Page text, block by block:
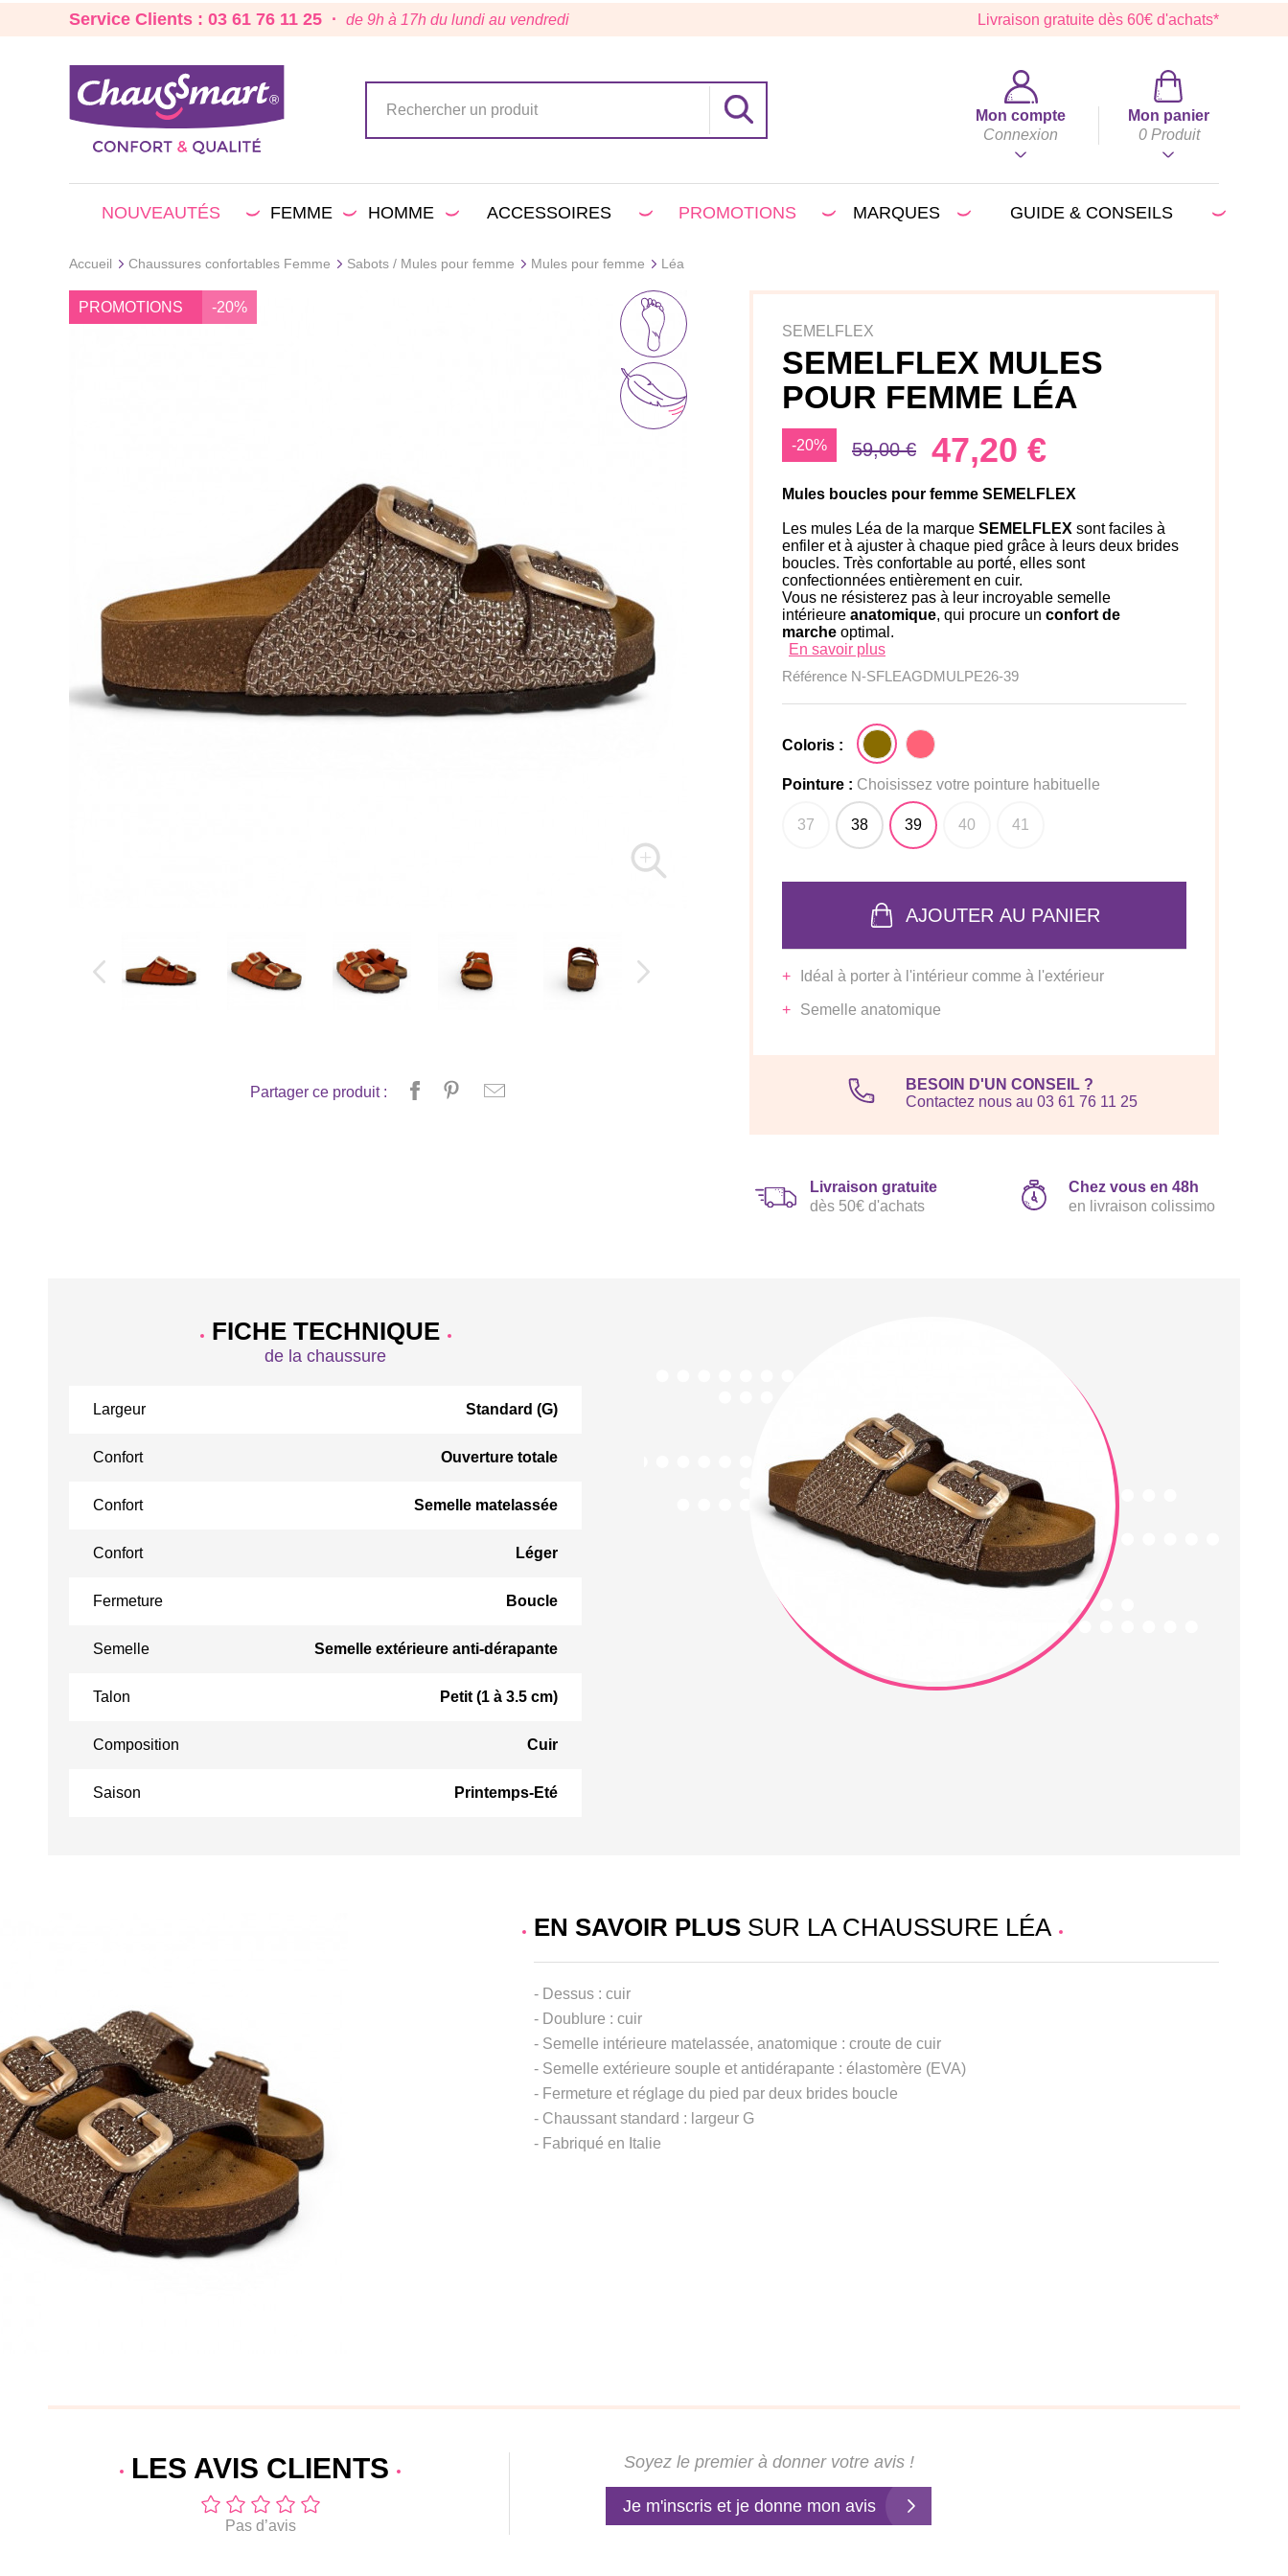
Service Clients : 03 61 76 11 25 · de 9h à 17h du lundi au vendredi Livraison gratuite dès 60€ d'achats*
Mon compte
Connexion
Mon panier
0 Produit
NOUVEAUTÉS FEMME HOMME ACCESSOIRES PROMOTIONS MARQUES GUIDE & CONSEILS
Accueil Chaussures confortables Femme Sabots / Mules pour femme Mules pour femme Léa
PROMOTIONS -20%
Partager ce produit :
SEMELFLEX
SEMELFLEX MULES
POUR FEMME LÉA
-20% 59,00 € 47,20 €
Mules boucles pour femme SEMELFLEX
Les mules Léa de la marque SEMELFLEX sont faciles à
enfiler et à ajuster à chaque pied grâce à leurs deux brides
boucles. Très confortable au porté, elles sont
confectionnées entièrement en cuir.
Vous ne résisterez pas à leur incroyable semelle
intérieure anatomique, qui procure un confort de
marche optimal.
En savoir plus
Référence N-SFLEAGDMULPE26-39
Coloris :
Pointure : Choisissez votre pointure habituelle
37 38 39 40 41
AJOUTER AU PANIER
Idéal à porter à l'intérieur comme à l'extérieur
Semelle anatomique
BESOIN D'UN CONSEIL ?
Contactez nous au 03 61 76 11 25
Livraison gratuite
dès 50€ d'achats
Chez vous en 48h
en livraison colissimo
FICHE TECHNIQUE
de la chaussure
Largeur Standard (G)
Confort Ouverture totale
Confort Semelle matelassée
Confort Léger
Fermeture Boucle
Semelle Semelle extérieure anti-dérapante
Talon Petit (1 à 3.5 cm)
Composition Cuir
Saison Printemps-Eté
EN SAVOIR PLUS SUR LA CHAUSSURE LÉA
- Dessus : cuir
- Doublure : cuir
- Semelle intérieure matelassée, anatomique : croute de cuir
- Semelle extérieure souple et antidérapante : élastomère (EVA)
- Fermeture et réglage du pied par deux brides boucle
- Chaussant standard : largeur G
- Fabriqué en Italie
LES AVIS CLIENTS
Pas d’avis
Soyez le premier à donner votre avis !
Je m'inscris et je donne mon avis